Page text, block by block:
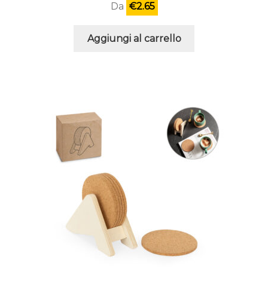
Da €2.65
Aggiungi al carrello